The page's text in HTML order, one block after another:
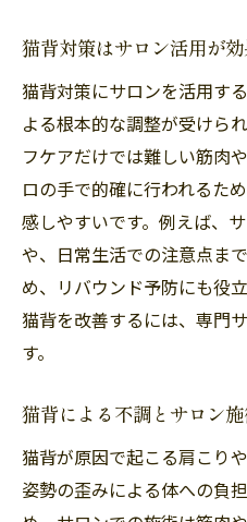
猫背改善を目指すなら
猫背改善に欠かせ
猫背調整は専門サ
猫背改善のための
猫背調整で信頼で
猫背対策に特化し
猫背を専門サロ
セルフケアと猫背調
コツ
自宅でできる猫背
猫背改善にはサロ
猫背対策はサロン活用が
猫背対策にサロンを活用す
よる根本的な調整が受けら
フケアだけでは難しい筋肉
ロの手で的確に行われるた
感しやすいです。例えば、
や、日常生活での注意点ま
め、リバウンド予防にも役
猫背を改善するには、専門
す。
猫背による不調とサロン
猫背が原因で起こる肩こり
姿勢の歪みによる体への負